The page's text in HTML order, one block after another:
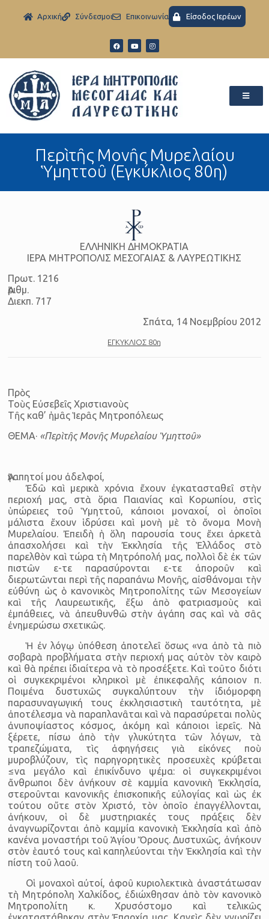
Aρχική Σύνδεσμοι Eπικοινωνία Είσοδος Ιερέων
Περὶ τῆς Μονῆς Μυρελαίου
Ὑμηττοῦ (Εγκύκλιος 80η)
ΕΛΛΗΝΙΚΗ ΔΗΜΟΚΡΑΤΙΑ
ΙΕΡΑ ΜΗΤΡΟΠΟΛΙΣ ΜΕΣΟΓΑΙΑΣ & ΛΑΥΡΕΩΤΙΚΗΣ
Πρωτ. 1216
Ἀριθμ.
Διεκπ. 717
Σπάτα, 14 Νοεμβρίου 2012
ΕΓΚΥΚΛΙΟΣ 80η
Πρὸς
Τοὺς Εὐσεβεῖς Χριστιανοὺς
Τῆς καθ’ ἡμᾶς Ἱερᾶς Μητροπόλεως
ΘΕΜΑ· «Περὶ τῆς Μονῆς Μυρελαίου Ὑμηττοῦ»
Ἀγαπητοί μου ἀδελφοί,
Ἐδῶ καὶ μερικὰ χρόνια ἔχουν ἐγκατασταθεῖ στὴν
περιοχή μας, στὰ ὅρια Παιανίας καὶ Κορωπίου, στὶς
ὑπώρειες τοῦ Ὑμηττοῦ, κάποιοι μοναχοί, οἱ ὁποῖοι
μάλιστα ἔχουν ἱδρύσει καὶ μονὴ μὲ τὸ ὄνομα Μονὴ
Μυρελαίου. Ἐπειδὴ ἡ ὅλη παρουσία τους ἔχει ἀρκετὰ
ἀπασχολήσει καὶ τὴν Ἐκκλησία τῆς Ἑλλάδος στὸ
παρελθὸν καὶ τώρα τὴ Μητρόπολή μας, πολλοὶ δὲ ἐκ τῶν
πιστῶν ε-τε παρασύρονται ε-τε ἀποροῦν καὶ
διερωτῶνται περὶ τῆς παραπάνω Μονῆς, αἰσθάνομαι τὴν
εὐθύνη ὡς ὁ κανονικὸς Μητροπολίτης τῶν Μεσογείων
καὶ τῆς Λαυρεωτικῆς, ἔξω ἀπὸ φατριασμοὺς καὶ
ἐμπάθειες, νὰ ἀπευθυνθῶ στὴν ἀγάπη σας καὶ νὰ σᾶς
ἐνημερώσω σχετικῶς.
Ἡ ἐν λόγῳ ὑπόθεση ἀποτελεῖ ὅσως «να ἀπὸ τὰ πιὸ
σοβαρὰ προβλήματα στὴν περιοχή μας αὐτὸν τὸν καιρὸ
καὶ θὰ πρέπει ἰδιαίτερα νὰ τὸ προσέξετε. Καὶ τοῦτο διότι
οἱ συγκεκριμένοι κληρικοὶ μὲ ἐπικεφαλῆς κάποιον π.
Ποιμένα δυστυχῶς συγκαλύπτουν τὴν ἰδιόμορφη
παρασυναγωγική τους ἐκκλησιαστικὴ ταυτότητα, μὲ
ἀποτέλεσμα νὰ παραπλανᾶται καὶ νὰ παρασύρεται πολὺς
ἀνυποψίαστος κόσμος, ἀκόμη καὶ κάποιοι ἱερεῖς. Νὰ
ξέρετε, πίσω ἀπὸ τὴν γλυκύτητα τῶν λόγων, τὰ
τραπεζώματα, τὶς ἀφηγήσεις γιὰ εἰκόνες ποὺ
μυροβλύζουν, τὶς παρηγορητικὲς προσευχὲς κρύβεται
≤να μεγάλο καὶ ἐπικίνδυνο ψέμα: οἱ συγκεκριμένοι
ἄνθρωποι δὲν ἀνήκουν σὲ καμμία κανονικὴ Ἐκκλησία,
στεροῦνται κανονικῆς ἐπισκοπικῆς εὐλογίας καὶ ὡς ἐκ
τούτου οὔτε στὸν Χριστό, τὸν ὁποῖο ἐπαγγέλλονται,
ἀνήκουν, οἱ δὲ μυστηριακές τους πράξεις δὲν
ἀναγνωρίζονται ἀπὸ καμμία κανονικὴ Ἐκκλησία καὶ ἀπὸ
κανένα μοναστήρι τοῦ Ἁγίου Ὄρους. Δυστυχῶς, ἀνήκουν
στὸν ἑαυτό τους καὶ καπηλεύονται τὴν Ἐκκλησία καὶ τὴν
πίστη τοῦ λαοῦ.
Οἱ μοναχοὶ αὐτοί, ἀφοῦ κυριολεκτικὰ ἀναστάτωσαν
τὴ Μητρόπολη Χαλκίδος, ἐδιώχθησαν ἀπὸ τὸν κανονικὸ
Μητροπολίτη κ. Χρυσόστομο καὶ τελικῶς